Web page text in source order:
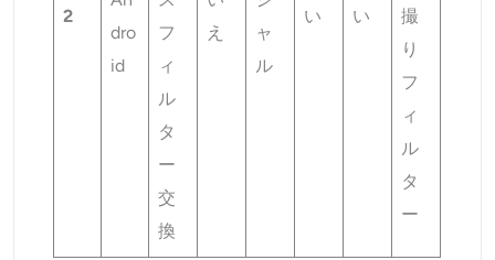
2
dro
id
フ
ィ
ル
タ
ー
交
換
え
ャ
ル
い
い
撮
り
フ
ィ
ル
タ
ー